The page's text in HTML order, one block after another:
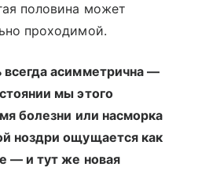
половина может
проходимой.
всегда асимметрична —
мы этого
болезни или насморка
ноздри ощущается как
— и тут же новая